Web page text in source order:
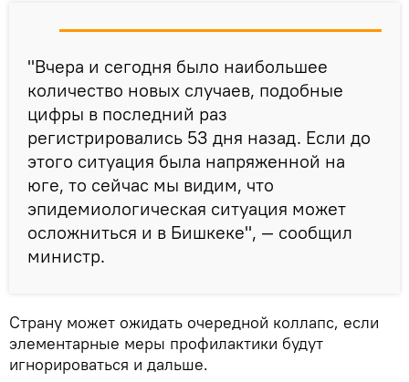
"Вчера и сегодня было наибольшее
количество новых случаев, подобные
цифры в последний раз
регистрировались 53 дня назад. Если до
этого ситуация была напряженной на
юге, то сейчас мы видим, что
эпидемиологическая ситуация может
осложниться и в Бишкеке", — сообщил
министр.
Страну может ожидать очередной коллапс, если
элементарные меры профилактики будут
игнорироваться и дальше.